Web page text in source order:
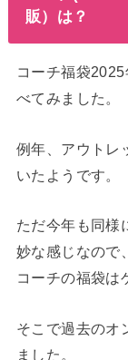
販）は？
コーチ福袋
べてみました。
例年、アウトレ
いたようです。
ただ今年も同様
妙な感じなので
コーチの福袋は
そこで過去のオ
ました。